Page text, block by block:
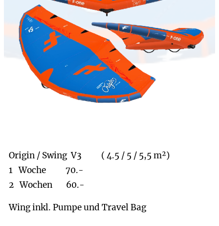
Origin / Swing V3 ( 4.5 / 5 / 5,5 m²)
1 Woche 70.-
2 Wochen 60.-
Wing inkl. Pumpe und Travel Bag